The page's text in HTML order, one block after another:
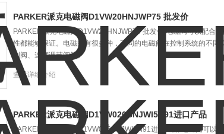
PARKER派克电磁阀D1VW20HNJWP75 批发价
PARKER派克电磁阀D1VW20HNJWP75 批发价 电磁阀可以配合
性都能够保证。电磁阀有很多种，不同的电磁阀在控制系统的不
制阀、速度调节阀等。
查看详细介绍
PARKER派克电磁阀D1VW026BNJWI5N91进口产品
PARKER派克电磁阀D1VW026BNJWI5N91进口产品 电磁阀可以